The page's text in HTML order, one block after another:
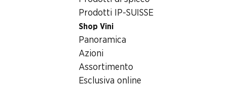
Prodotti IP-SUISSE
Shop Vini
Panoramica
Azioni
Assortimento
Esclusiva online
El Maso Garnacha Tintorera